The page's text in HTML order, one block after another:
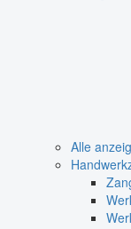
Alle